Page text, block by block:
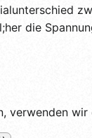
die
verwenden wir